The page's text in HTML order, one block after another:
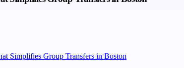
Simplifies Group Transfers in Boston